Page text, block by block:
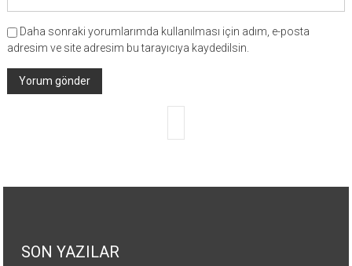
Daha sonraki yorumlarımda kullanılması için adım, e-posta
adresim ve site adresim bu tarayıcıya kaydedilsin.
SON YAZILAR